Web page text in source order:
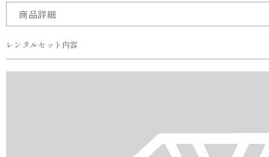
商品詳細
レンタルセット内容